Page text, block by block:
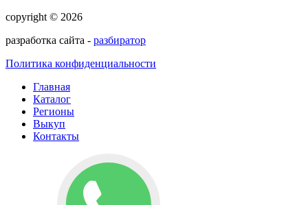
copyright © 2026
разработка сайта - разбиратор
Политика конфиденциальности
Главная
Каталог
Регионы
Выкуп
Контакты